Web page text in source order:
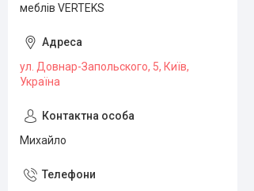
меблів VERTEKS
ул. Довнар-Запольского, 5, Київ,
Україна
Михайло